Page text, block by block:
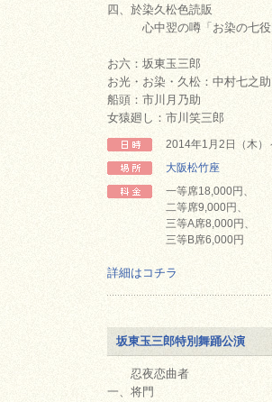
四、於染久松色読販
心中翌の噂「お染の七役
お六：坂東玉三郎
お光・お染・久松：中村七之助
船頭：市川月乃助
女猿廻し：市川笑三郎
2014年1月2日（木
大阪松竹座
一等席18,000円、
二等席9,000円、
三等A席8,000円、
三等B席6,000円
詳細はコチラ
坂東玉三郎特別舞踊公演
忍夜恋曲者
一、将門